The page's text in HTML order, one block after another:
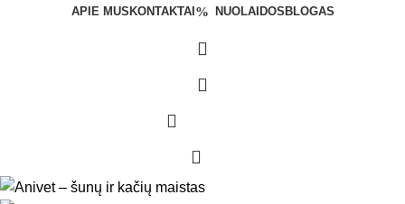
APIE MUS KONTAKTAI NUOLAIDOS BLOGAS